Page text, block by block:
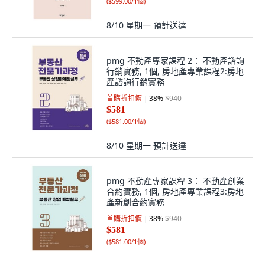
8/10 星期一 預計送達
pmg 不動產專家課程 2： 不動產諮詢
行銷實務, 1個, 房地產專業課程2:房地
產諮詢行銷實務
首購折扣價 38%$940
$581
($581.00/1個)
8/10 星期一 預計送達
pmg 不動產專家課程 3： 不動產創業
合約實務, 1個, 房地產專業課程3:房地
產新創合約實務
首購折扣價 38%$940
$581
($581.00/1個)